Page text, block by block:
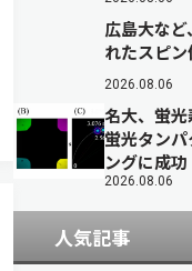
広島大な
れたスピ
2026.08.06
名大、蛍
蛍光タン
ングに成功
2026.08.06
人気記事